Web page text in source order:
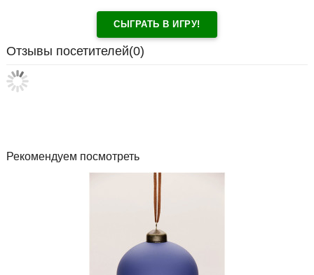
СЫГРАТЬ В ИГРУ!
Отзывы посетителей(0)
Рекомендуем посмотреть